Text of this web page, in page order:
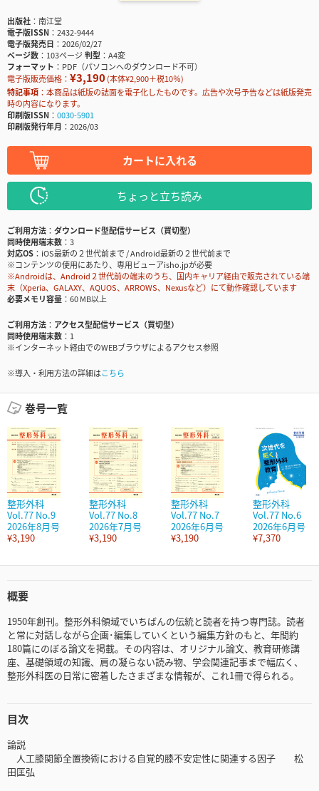
出版社
南江堂
電子版ISSN
2432-9444
電子版発売日
2026/02/27
ページ数
103ページ判型
A4変
フォーマット
PDF（パソコンへのダウンロード不可）
電子版販売価格： ¥3,190(本体¥2,900＋税10％)
特記事項
本商品は紙版の誌面を電子化したものです。広告や次号予告などは紙版発売
時の内容になります。
印刷版ISSN
0030-5901
印刷版発行年月
2026/03
カートに入れる
ちょっと立ち読み
ご利用方法
ダウンロード型配信サービス（買切型）
同時使用端末数
3
対応OS
iOS最新の２世代前まで / Android最新の２世代前まで
※コンテンツの使用にあたり、専用ビューアisho.jpが必要
※Androidは、Android２世代前の端末のうち、国内キャリア経由で販売されている端
末（Xperia、GALAXY、AQUOS、ARROWS、Nexusなど）にて動作確認しています
必要メモリ容量
60 MB以上
ご利用方法
アクセス型配信サービス（買切型）
同時使用端末数
1
※インターネット経由でのWEBブラウザによるアクセス参照
※導入・利用方法の詳細はこちら
巻号一覧
整形外科
Vol.77 No.9
2026年8月号
¥3,190
整形外科
Vol.77 No.8
2026年7月号
¥3,190
整形外科
Vol.77 No.7
2026年6月号
¥3,190
整形外科
Vol.77 No.6
2026年6月号
¥7,370
概要
1950年創刊。整形外科領域でいちばんの伝統と読者を持つ専門誌。読者
と常に対話しながら企画･編集していくという編集方針のもと、年間約
180篇にのぼる論文を掲載。その内容は、オリジナル論文、教育研修講
座、基礎領域の知識、肩の凝らない読み物、学会関連記事まで幅広く、
整形外科医の日常に密着したさまざまな情報が、これ1冊で得られる。
目次
論説
人工膝関節全置換術における自覚的膝不安定性に関連する因子 松
田匡弘